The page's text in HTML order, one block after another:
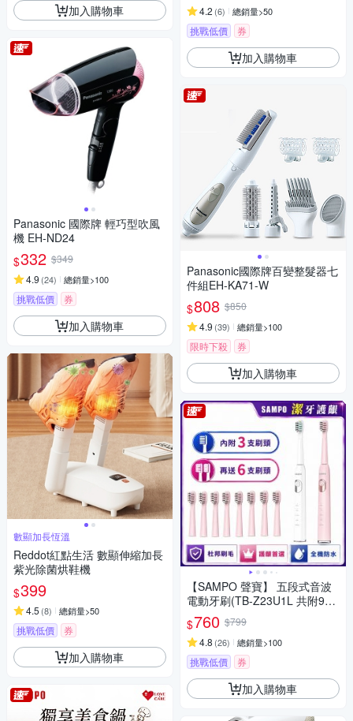
加入購物車
Panasonic 國際牌 輕巧型吹風
機 EH-ND24
$332 $349
4.9 (24) 總銷量>100
挑戰低價 券
加入購物車
數顯加長恆溫
Reddot紅點生活 數顯伸縮加長
紫光除菌烘鞋機
$399
4.5 (8) 總銷量>50
挑戰低價 券
加入購物車
4.2 (6) 總銷量>50
挑戰低價 券
加入購物車
Panasonic國際牌百變整髮器七
件組EH-KA71-W
$808 $850
4.9 (39) 總銷量>100
限時下殺 券
加入購物車
【SAMPO 聲寶】 五段式音波
電動牙刷(TB-Z23U1L 共附9只
刷頭)
$760 $799
4.8 (26) 總銷量>100
挑戰低價 券
加入購物車